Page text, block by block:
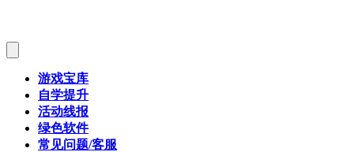
游戏宝库
自学提升
活动线报
绿色软件
常见问题/客服